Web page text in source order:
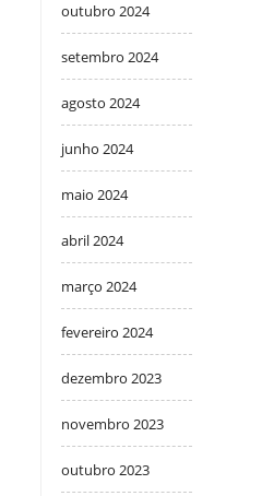
outubro 2024
setembro 2024
agosto 2024
junho 2024
maio 2024
abril 2024
março 2024
fevereiro 2024
dezembro 2023
novembro 2023
outubro 2023